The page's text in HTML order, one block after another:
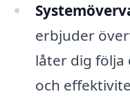
erbjuder
låter dig följa
och